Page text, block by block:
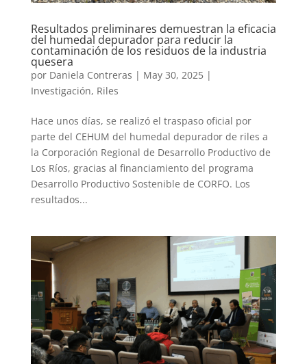
Resultados preliminares demuestran la eficacia
del humedal depurador para reducir la
contaminación de los residuos de la industria
quesera
por Daniela Contreras | May 30, 2025|
Investigación, Riles
Hace unos días, se realizó el traspaso oficial por
parte del CEHUM del humedal depurador de riles a
la Corporación Regional de Desarrollo Productivo de
Los Ríos, gracias al financiamiento del programa
Desarrollo Productivo Sostenible de CORFO. Los
resultados...